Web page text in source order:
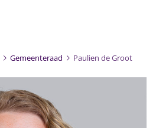
Gemeenteraad Paulien de Groot